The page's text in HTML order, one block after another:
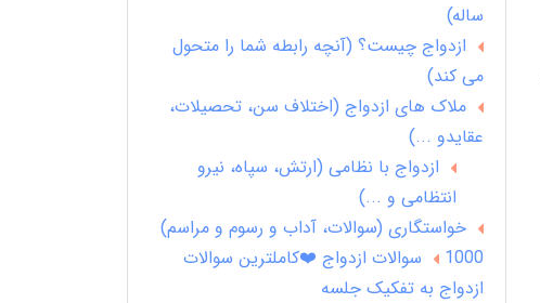
ساله)
ازدواج چیست؟ (آنچه رابطه شما را متحول
می کند)
ملاک های ازدواج (اختلاف سن، تحصیلات،
عقایدو ...)
ازدواج با نظامی (ارتش، سپاه، نیرو
انتظامی و ...)
خواستگاری (سوالات، آداب و رسوم و مراسم)
1000 سوالات ازدواج ❤️کاملترین سوالات
ازدواج به تفکیک جلسه